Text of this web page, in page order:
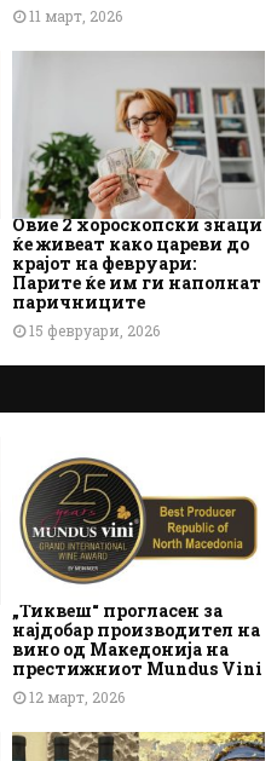
11 март, 2026
Овие 2 хороскопски знаци
ќе живеат како цареви до
крајот на февруари:
Парите ќе им ги наполнат
паричниците
15 февруари, 2026
„Тиквеш“ прогласен за
најдобар производител на
вино од Македонија на
престижниот Mundus Vini
12 март, 2026